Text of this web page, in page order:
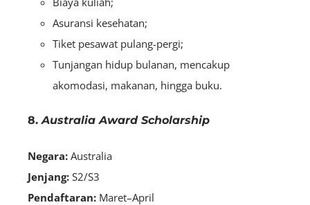
Asuransi kesehatan;
Tiket pesawat pulang-pergi;
Tunjangan hidup bulanan, mencakup
akomodasi, makanan, hingga buku.
8.Australia Award Scholarship
Negara: Australia
Jenjang: S2/S3
Pendaftaran: Maret–April